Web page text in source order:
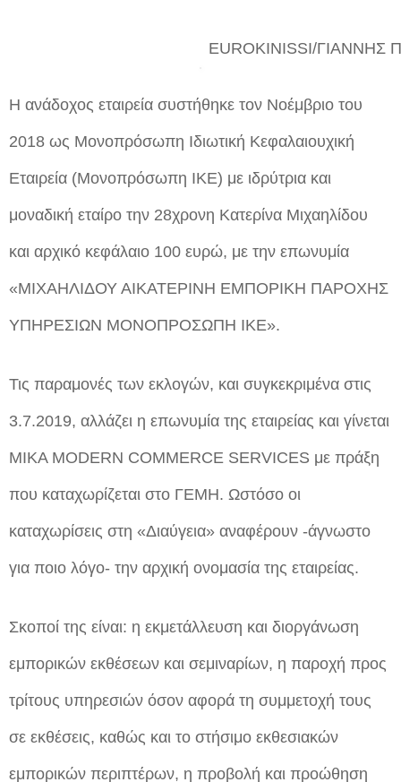
EUROKINISSI/
Η ανάδοχος εταιρεία συστήθηκε τον Νοέμβριο του
2018 ως Μονοπρόσωπη Ιδιωτική Κεφαλαιουχική
Εταιρεία (Μονοπρόσωπη ΙΚΕ) με ιδρύτρια και
μοναδική εταίρο την 28χρονη Κατερίνα Μιχαηλίδου
και αρχικό κεφάλαιο 100 ευρώ, με την επωνυμία
«ΜΙΧΑΗΛΙΔΟΥ ΑΙΚΑΤΕΡΙΝΗ ΕΜΠΟΡΙΚΗ ΠΑΡΟΧΗΣ
ΥΠΗΡΕΣΙΩΝ ΜΟΝΟΠΡΟΣΩΠΗ ΙΚΕ».
Τις παραμονές των εκλογών, και συγκεκριμένα στις
3.7.2019, αλλάζει η επωνυμία της εταιρείας και γίνεται
MIKA MODERN COMMERCE SERVICES με πράξη
που καταχωρίζεται στο ΓΕΜΗ. Ωστόσο οι
καταχωρίσεις στη «Διαύγεια» αναφέρουν -άγνωστο
για ποιο λόγο- την αρχική ονομασία της εταιρείας.
Σκοποί της είναι: η εκμετάλλευση και διοργάνωση
εμπορικών εκθέσεων και σεμιναρίων, η παροχή προς
τρίτους υπηρεσιών όσον αφορά τη συμμετοχή τους
σε εκθέσεις, καθώς και το στήσιμο εκθεσιακών
εμπορικών περιπτέρων, η προβολή και προώθηση